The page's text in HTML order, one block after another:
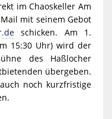
im Chaoskeller Am
mit seinem Gebot
schicken. Am 1.
15:30 Uhr) wird der
des Haßlocher
übergeben.
noch kurzfristige